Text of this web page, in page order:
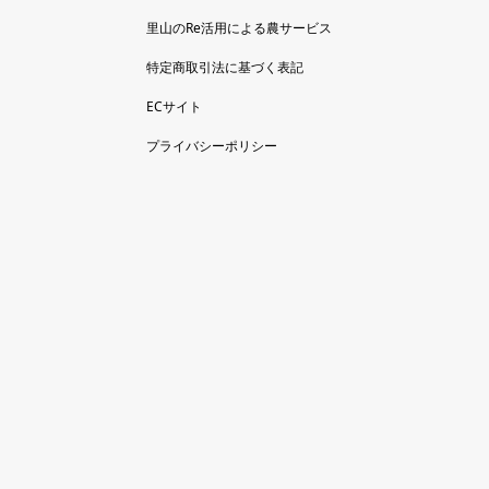
里山のRe活用による農サービス
特定商取引法に基づく表記
ECサイト
プライバシーポリシー